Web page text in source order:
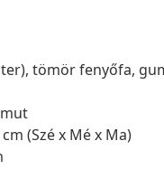
tömör fenyőfa,
(Szé x Mé x Ma)